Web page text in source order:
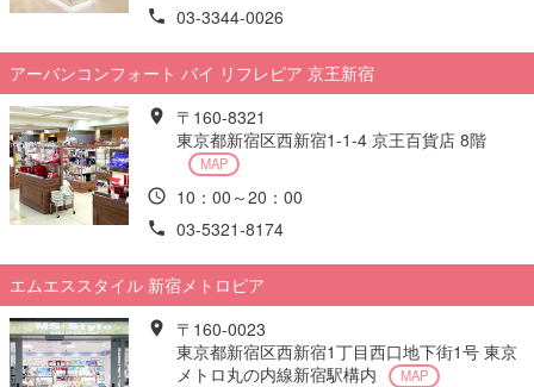
お問い合わせ
ログイン・新規会員登録
03-3344-0026
アーバンコンフォート バイ リフレピア 京王新宿
〒160-8321
東京都新宿区西新宿1-1-4 京王百貨店 8階
MAP
10：00～20：00
03-5321-8174
エムエススタイル 新宿メトロピア
〒160-0023
東京都新宿区西新宿1丁目西口地下街1号 東京
メトロ丸の内線新宿駅構内
MAP